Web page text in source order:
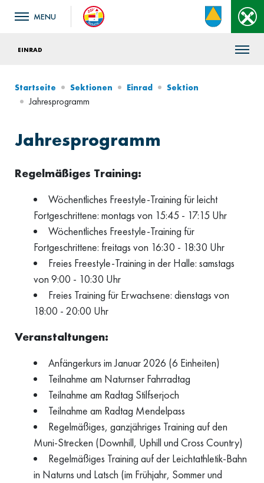
EINRAD
Startseite Sektionen Einrad Sektion
Jahresprogramm
Jahresprogramm
Regelmäßiges Training:
Wöchentliches Freestyle-Training für leicht
Fortgeschrittene: montags von 15:45 - 17:15 Uhr
Wöchentliches Freestyle-Training für
Fortgeschrittene: freitags von 16:30 - 18:30 Uhr
Freies Freestyle-Training in der Halle: samstags
von 9:00 - 10:30 Uhr
Freies Training für Erwachsene: dienstags von
18:00 - 20:00 Uhr
Veranstaltungen:
Anfängerkurs im Januar 2026 (6 Einheiten)
Teilnahme am Naturnser Fahrradtag
Teilnahme am Radtag Stilfserjoch
Teilnahme am Radtag Mendelpass
Regelmäßiges, ganzjähriges Training auf den
Muni-Strecken (Downhill, Uphill und Cross Country)
Regelmäßiges Training auf der Leichtathletik-Bahn
in Naturns und Latsch (im Frühjahr, Sommer und